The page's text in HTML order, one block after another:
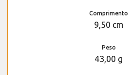
Comprimento
9,50 cm
Peso
43,00 g